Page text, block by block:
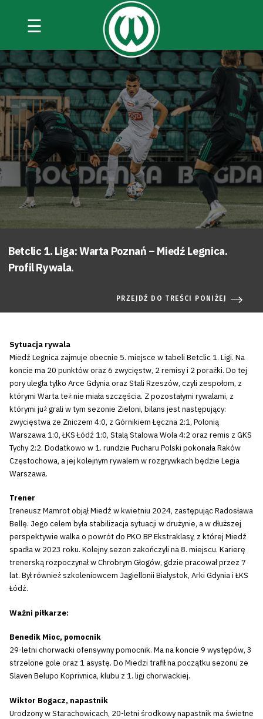
☰
Betclic 1. Liga: Warta Poznań – Miedź Legnica.
Profil Rywala.
PRZEJDŹ DO TREŚCI PONIŻEJ
Sytuacja rywala
Miedź Legnica zajmuje obecnie 5. miejsce w tabeli Betclic 1. Ligi. Na
koncie ma 20 punktów oraz 6 zwycięstw, 2 remisy i 2 porażki. Do tej
pory uległa tylko Arce Gdynia oraz Stali Rzeszów, czyli zespołom, z
którymi Warta też nie miała szczęścia. Z pozostałymi rywalami, z
którymi już grali w tym sezonie Zieloni, bilans jest następujący:
zwycięstwa ze Zniczem 4:0, z Górnikiem Łęczna 2:1, Polonią
Warszawa 1:0, ŁKS Łódź 1:0, Stalą Stalowa Wola 4:2 oraz remis z GKS
Tychy 2:2. Dodatkowo w 1. rundzie Pucharu Polski pokonała Raków
Częstochowa, a jej kolejnym rywalem w rozgrywkach będzie Legia
Warszawa.
Trener
Ireneusz Mamrot objął Miedź w kwietniu 2024, zastępując Radosława
Bellę. Jego celem była stabilizacja sytuacji w drużynie, a w dłuższej
perspektywie walka o powrót do PKO BP Ekstraklasy, z której Miedź
spadła w 2023 roku. Kolejny sezon zakończyli na 8. miejscu. Karierę
trenerską rozpoczynał w Chrobrym Głogów, gdzie pracował przez 7
lat. Był również szkoleniowcem Jagiellonii Białystok, Arki Gdynia i ŁKS
Łódź.
Ważni piłkarze:
Benedik Mioc, pomocnik
29-letni chorwacki ofensywny pomocnik. Ma na koncie 9 występów, 3
strzelone gole oraz 1 asystę. Do Miedzi trafił na początku sezonu ze
Slaven Belupo Koprivnica, klubu z 1. ligi chorwackiej.
Wiktor Bogacz, napastnik
Urodzony w Starachowicach, 20-letni środkowy napastnik ma świetne